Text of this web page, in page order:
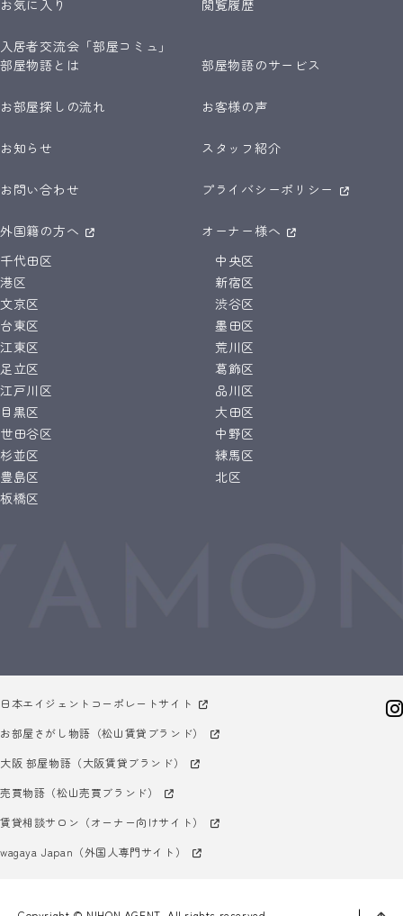
お気に入り 閲覧履歴
入居者交流会「部屋コミュ」
部屋物語とは
部屋物語のサービス
お部屋探しの流れ お客様の声
お知らせ スタッフ紹介
お問い合わせ プライバシーポリシー
外国籍の方へ
オーナー様へ
千代田区
中央区
港区
新宿区
文京区
渋谷区
台東区
墨田区
江東区
荒川区
足立区
葛飾区
江戸川区
品川区
目黒区
大田区
世田谷区
中野区
杉並区
練馬区
豊島区
北区
板橋区
日本エイジェントコーポレートサイト
お部屋さがし物語（松山賃貸ブランド）
大阪 部屋物語（大阪賃貸ブランド）
売買物語（松山売買ブランド）
賃貸相談サロン（オーナー向けサイト）
wagaya Japan（外国人専門サイト）